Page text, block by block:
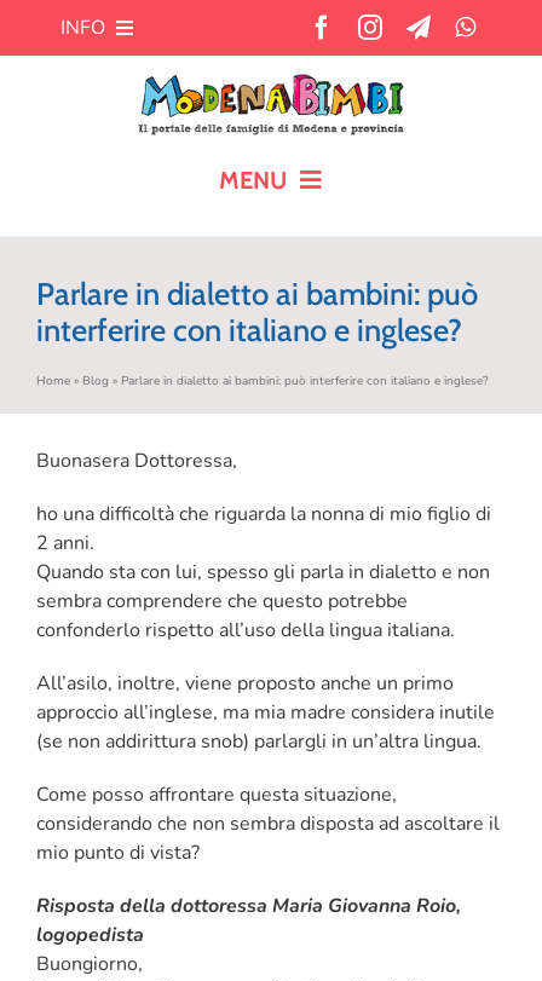
INFO
Chi siamo
Newsletter
Contatti
MENU
CALENDARIO
BLOG
AIUTO AI GENITORI
TEMPO LIBERO
CORSI
PUBBLICITÀ
SEGNALA UN EVENTO
CERCA
Parlare in dialetto ai bambini: può
interferire con italiano e inglese?
Home» Blog » Parlare in dialetto ai bambini: può interferire con italiano e inglese?
Buonasera Dottoressa,
ho una difficoltà che riguarda la nonna di mio figlio di
2 anni.
Quando sta con lui, spesso gli parla in dialetto e non
sembra comprendere che questo potrebbe
confonderlo rispetto all’uso della lingua italiana.
All’asilo, inoltre, viene proposto anche un primo
approccio all’inglese, ma mia madre considera inutile
(se non addirittura snob) parlargli in un’altra lingua.
Come posso affrontare questa situazione,
considerando che non sembra disposta ad ascoltare il
mio punto di vista?
Risposta della dottoressa Maria Giovanna Roio,
logopedista
Buongiorno,